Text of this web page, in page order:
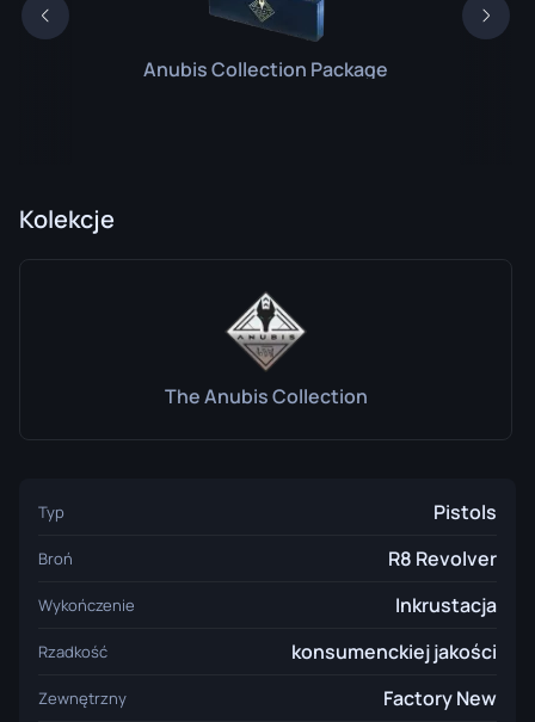
Anubis Collection Package
Kolekcje
The Anubis Collection
Typ Pistols
Broń R8 Revolver
Wykończenie Inkrustacja
Rzadkość konsumenckiej jakości
Zewnętrzny Factory New